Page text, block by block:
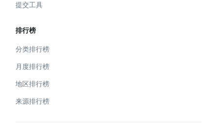
提交工具
排行榜
分类排行榜
月度排行榜
地区排行榜
来源排行榜